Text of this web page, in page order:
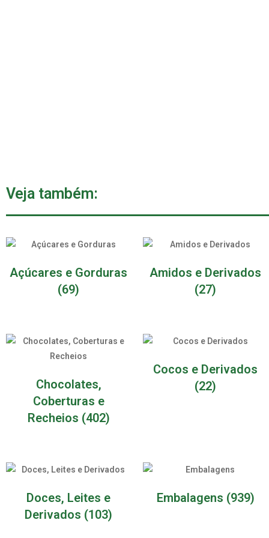
Veja também:
Açúcares e Gorduras
(69)
Amidos e Derivados
(27)
Chocolates,
Coberturas e
Recheios (402)
Cocos e Derivados
(22)
Doces, Leites e
Derivados (103)
Embalagens (939)